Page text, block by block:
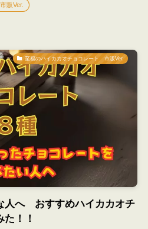
販Ver.
至福のハイカカオチョコレート 市販Ver.
人へ おすすめハイカカオチ
！！